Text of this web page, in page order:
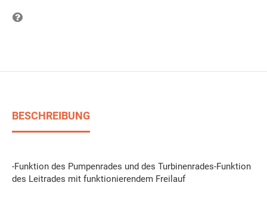
BESCHREIBUNG
-Funktion des Pumpenrades und des Turbinenrades-Funktion
des Leitrades mit funktionierendem Freilauf